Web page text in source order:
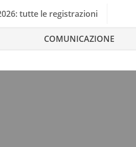
tutte le registrazioni
COMUNICAZIONE